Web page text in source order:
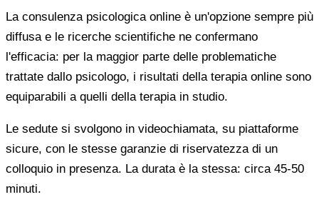
La consulenza psicologica online è un'opzione sempre più
diffusa e le ricerche scientifiche ne confermano
l'efficacia: per la maggior parte delle problematiche
trattate dallo psicologo, i risultati della terapia online sono
equiparabili a quelli della terapia in studio.
Le sedute si svolgono in videochiamata, su piattaforme
sicure, con le stesse garanzie di riservatezza di un
colloquio in presenza. La durata è la stessa: circa 45-50
minuti.